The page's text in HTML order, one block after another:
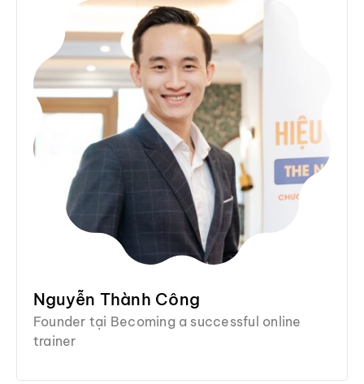
Nguyễn Thành Công
Founder tại Becoming a successful online
trainer